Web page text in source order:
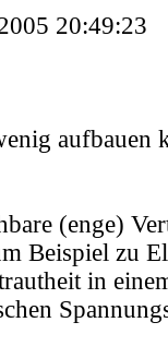
20:49:23
aufbauen
(enge)
Beispiel zu
in